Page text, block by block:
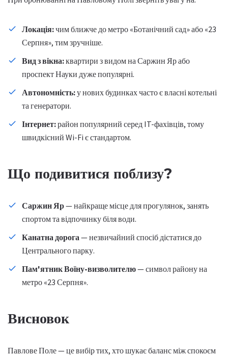
Локація:чим ближче до метро «Ботанічний сад» або «23
Серпня», тим зручніше.
Вид з вікна:квартири з видом на Саржин Яр або
проспект Науки дуже популярні.
Автономність:у нових будинках часто є власні котельні
та генератори.
Інтернет:район популярний серед IT-фахівців, тому
швидкісний Wi-Fi є стандартом.
Що подивитися поблизу?
Саржин Яр— найкраще місце для прогулянок, занять
спортом та відпочинку біля води.
Канатна дорога— незвичайний спосіб дістатися до
Центрального парку.
Пам'ятник Воїну-визволителю— символ району на
метро «23 Серпня».
Висновок
Павлове Поле — це вибір тих, хто шукає баланс між спокоєм